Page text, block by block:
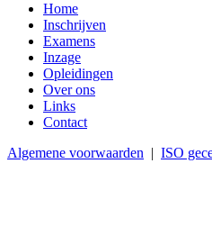
Home
Inschrijven
Examens
Inzage
Opleidingen
Over ons
Links
Contact
Algemene voorwaarden | ISO